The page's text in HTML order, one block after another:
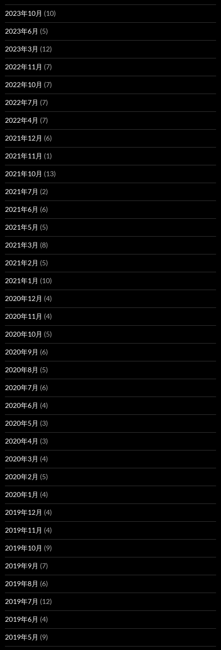
2023年10月 (10)
2023年6月 (5)
2023年3月 (12)
2022年11月 (7)
2022年10月 (7)
2022年7月 (7)
2022年4月 (7)
2021年12月 (6)
2021年11月 (1)
2021年10月 (13)
2021年7月 (2)
2021年6月 (6)
2021年5月 (5)
2021年3月 (8)
2021年2月 (5)
2021年1月 (10)
2020年12月 (4)
2020年11月 (4)
2020年10月 (5)
2020年9月 (6)
2020年8月 (5)
2020年7月 (6)
2020年6月 (4)
2020年5月 (3)
2020年4月 (3)
2020年3月 (4)
2020年2月 (5)
2020年1月 (4)
2019年12月 (4)
2019年11月 (4)
2019年10月 (9)
2019年9月 (7)
2019年8月 (6)
2019年7月 (12)
2019年6月 (4)
2019年5月 (9)